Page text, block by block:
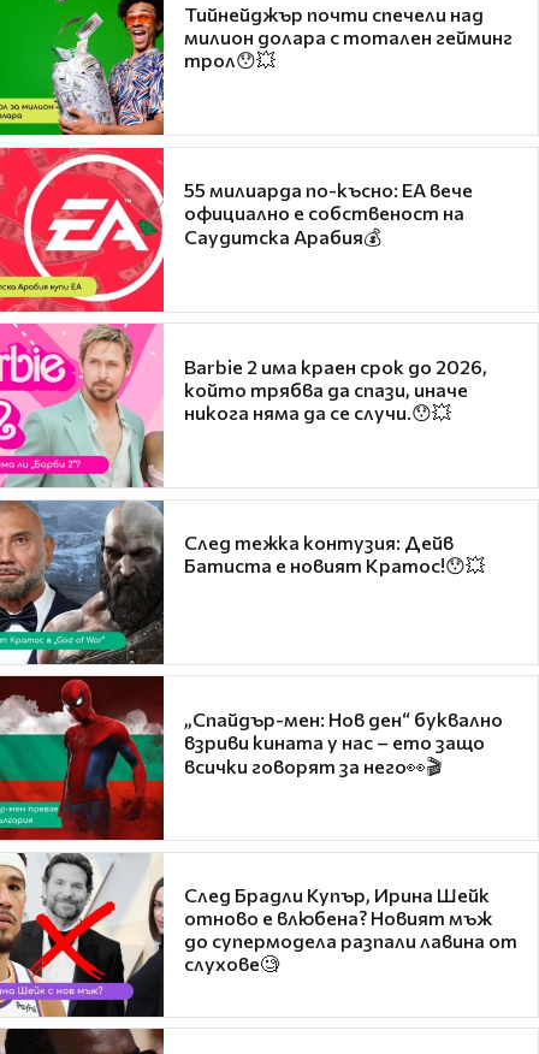
Тийнейджър почти спечели над
милион долара с тотален гейминг
трол😯💥
55 милиарда по-късно: EA вече
официално е собственост на
Саудитска Арабия💰
Barbie 2 има краен срок до 2026,
който трябва да спази, иначе
никога няма да се случи.😯💥
След тежка контузия: Дейв
Батиста е новият Кратос!😯💥
„Спайдър-мен: Нов ден“ буквално
взриви кината у нас – ето защо
всички говорят за него👀🎬
След Брадли Купър, Ирина Шейк
отново е влюбена? Новият мъж
до супермодела разпали лавина от
слухове🧐